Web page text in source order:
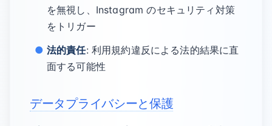
を無視し、Instagram のセキュリティ対策
をトリガー
法的責任: 利用規約違反による法的結果に直
面する可能性
データプライバシーと保護